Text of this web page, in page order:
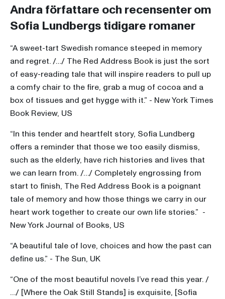
Andra författare och recensenter om
Sofia Lundbergs tidigare romaner
“A sweet-tart Swedish romance steeped in memory
and regret. /…/ The Red Address Book is just the sort
of easy-reading tale that will inspire readers to pull up
a comfy chair to the fire, grab a mug of cocoa and a
box of tissues and get hygge with it.” - New York Times
Book Review, US
“In this tender and heartfelt story, Sofia Lundberg
offers a reminder that those we too easily dismiss,
such as the elderly, have rich histories and lives that
we can learn from. /…/ Completely engrossing from
start to finish, The Red Address Book is a poignant
tale of memory and how those things we carry in our
heart work together to create our own life stories.” -
New York Journal of Books, US
“A beautiful tale of love, choices and how the past can
define us.” - The Sun, UK
“One of the most beautiful novels I’ve read this year. /
…/ [Where the Oak Still Stands] is exquisite, [Sofia